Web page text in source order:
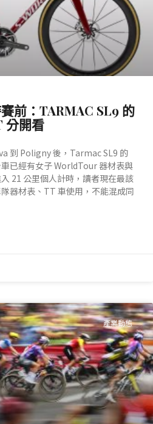
前：TARMAC SL9 的
分開看
到 Poligny 後，Tarmac SL9 的
已經有女子 WorldTour 器材表與
21 公里個人計時，讀者現在最該
器材表、TT 車使用，不能混成同
產業動態